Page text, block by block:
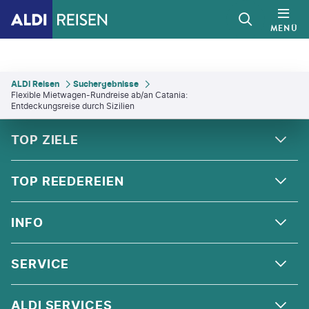
MENÜ
ALDI Reisen
Suchergebnisse
Flexible Mietwagen-Rundreise ab/an Catania:
Entdeckungsreise durch Sizilien
TOP ZIELE
ALPEN
ANDALUSIEN
ORIENT
NORDSEE
TOP REEDEREIEN
COSTA KREUZFAHRTEN
MSC CRUISES
HOLLAND AMERICA LINE
INFO
ÜBER UNS
QUALITÄT
SERVICE
KONTAKT
ALDI SERVICES